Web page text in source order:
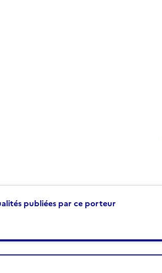
publiées par ce porteur